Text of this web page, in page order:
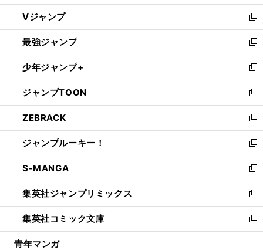
ウ
ィ
ン
ド
ウ
で
開
く
し
い
ウ
ィ
ン
ド
ウ
で
開
く
Vジャンプ
新
し
い
ウ
ィ
ン
ド
ウ
で
開
く
最強ジャンプ
新
し
い
ウ
ィ
ン
ド
ウ
で
開
く
少年ジャンプ+
新
し
い
ウ
ィ
ン
ド
ウ
で
開
く
ジャンプTOON
新
し
い
ウ
ィ
ン
ド
ウ
で
開
く
ZEBRACK
新
し
い
ウ
ィ
ン
ド
ウ
で
開
ジャンプルーキー！
新
し
い
ウ
ィ
ン
ド
ウ
S-MANGA
新
し
い
ウ
ィ
ン
集英社ジャンプリミックス
新
し
い
ウ
集英社コミック文庫
新
し
青年マンガ